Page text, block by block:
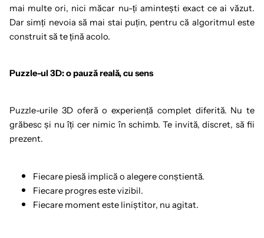
mai multe ori, nici măcar nu-ți amintești exact ce ai văzut.
Dar simți nevoia să mai stai puțin, pentru că algoritmul este
construit să te țină acolo.
Puzzle-ul 3D: o pauză reală, cu sens
Puzzle-urile 3D oferă o experiență complet diferită. Nu te
grăbesc și nu îți cer nimic în schimb. Te invită, discret, să fii
prezent.
Fiecare piesă implică o alegere conștientă.
Fiecare progres este vizibil.
Fiecare moment este liniștitor, nu agitat.